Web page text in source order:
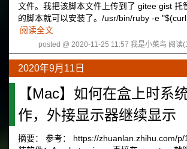
文件。我把该脚本文件上传到了 gitee gist 托
的脚本就可以安装了。/usr/bin/ruby -e
阅读全文
posted @ 2020-11-25 11:57 我是小菜鸟 阅读
2020年9月11日
【Mac】如何在盒上时系
作，外接显示器继续显示
摘要： 参考： https://zhuanlan.zhihu.com/